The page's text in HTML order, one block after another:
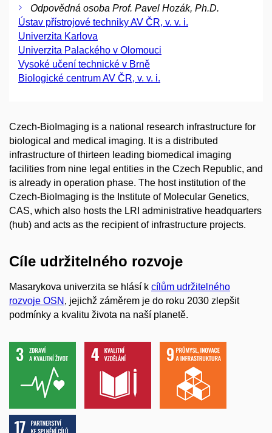
Odpovědná osoba Prof. Pavel Hozák, Ph.D.
Ústav přístrojové techniky AV ČR, v. v. i.
Univerzita Karlova
Univerzita Palackého v Olomouci
Vysoké učení technické v Brně
Biologické centrum AV ČR, v. v. i.
Czech-BioImaging is a national research infrastructure for
biological and medical imaging. It is a distributed
infrastructure of thirteen leading biomedical imaging
facilities from nine legal entities in the Czech Republic, and
is already in operation phase. The host institution of the
Czech-BioImaging is the Institute of Molecular Genetics,
CAS, which also hosts the LRI administrative headquarters
(hub) and acts as the recipient of infrastructure projects.
Cíle udržitelného rozvoje
Masarykova univerzita se hlásí k cílům udržitelného
rozvoje OSN , jejichž záměrem je do roku 2030 zlepšit
podmínky a kvalitu života na naší planetě.